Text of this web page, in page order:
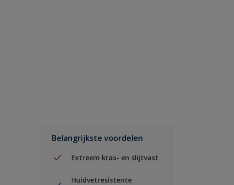
Belangrijkste voordelen
Extreem kras- en slijtvast
Huidvetresistente